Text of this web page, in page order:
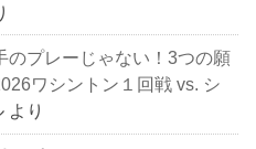
のプレーじゃない！3つの願
ワシントン１回戦 vs. シ
より